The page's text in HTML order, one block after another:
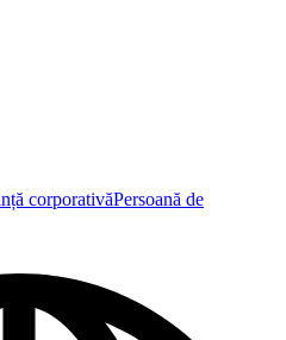
corporativăPersoană de